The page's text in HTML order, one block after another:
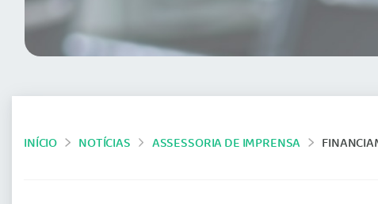
INÍCIO NOTÍCIAS ASSESSORIA DE IMPRENSA